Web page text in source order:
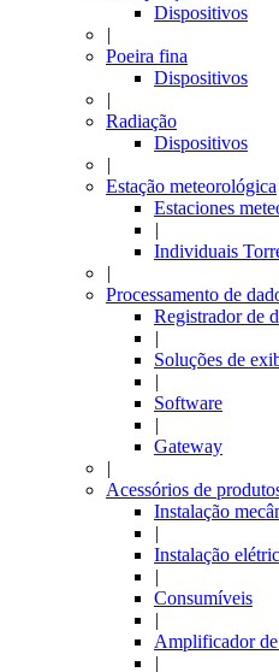
Dispositivos
|
Poeira fina
Dispositivos
|
Radiação
Dispositivos
|
Estação meteorológica
Estaciones
|
Individuais
|
Processamento de
Registrador de
|
Soluções de
|
Software
|
Gateway
|
Acessórios de
Instalação
|
Instalação
|
Consumíveis
|
Amplificador
|